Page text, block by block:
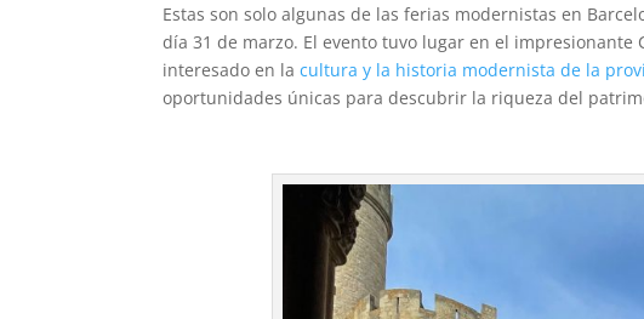
Estas son solo algunas de las ferias modernistas en
día 31 de marzo. El evento tuvo lugar en el impresionante
interesado en la cultura y la historia modernista de la
oportunidades únicas para descubrir la riqueza del